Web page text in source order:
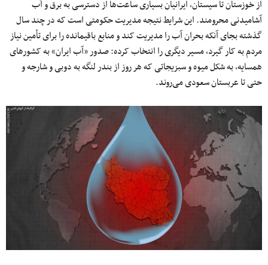
از خوزستان تا سیستان، ایرانیان بسیاری ساعت‌ها از دسترسی به برق و آب
آشامیدنی محرومند. این شرایط نتیجه مدیریت حکومتی است که در چند سال
گذشته بجای آنکه بحران آب را مدیریت کند و منابع باقیمانده را برای تأمین نیاز
مردم به کار گیرد، مسیر دیگری را انتخاب کرده: صدور «آب ایران» به کشورهای
همسایه، به شکل میوه و سبزیجاتی که هر روز از بندر لنگه به دوبی و شارجه و
حتی تا عربستان سعودی می‌روند.